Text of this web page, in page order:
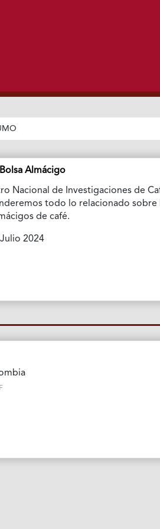
Almácigo
Nacional de Investigaciones de
todo lo relacionado sobre
de café.
2024